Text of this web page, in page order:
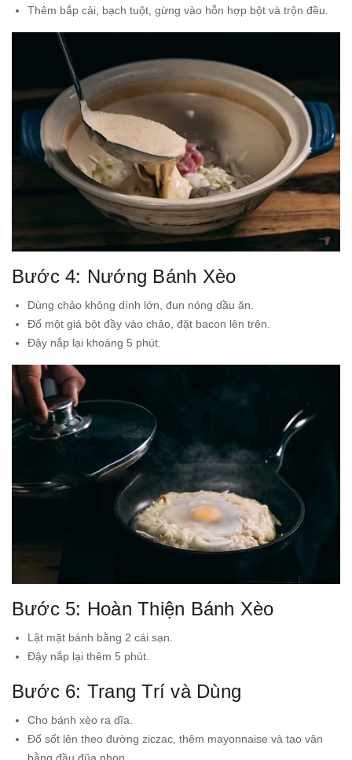
Thêm bắp cải, bạch tuột, gừng vào hỗn hợp bột và trộn đều.
Bước 4: Nướng Bánh Xèo
Dùng chảo không dính lớn, đun nóng dầu ăn.
Đổ một giá bột đầy vào chảo, đặt bacon lên trên.
Đậy nắp lại khoảng 5 phút.
Bước 5: Hoàn Thiện Bánh Xèo
Lật mặt bánh bằng 2 cái sạn.
Đậy nắp lại thêm 5 phút.
Bước 6: Trang Trí và Dùng
Cho bánh xèo ra dĩa.
Đổ sốt lên theo đường ziczac, thêm mayonnaise và tạo vân
bằng đầu đũa nhọn.